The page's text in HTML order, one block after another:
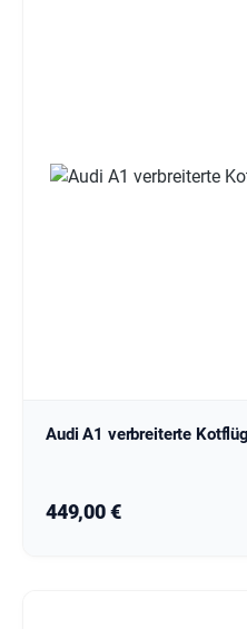
Audi A1 verbreiterte
Regulärer Preis:
449,00 €